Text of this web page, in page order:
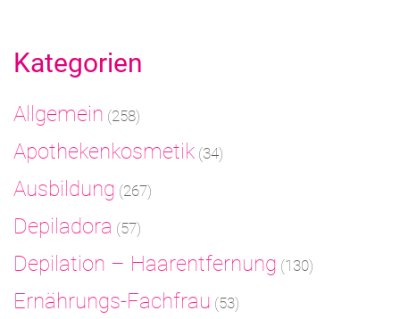
Kategorien
Allgemein (258)
Apothekenkosmetik (34)
Ausbildung (267)
Depiladora (57)
Depilation – Haarentfernung (130)
Ernährungs-Fachfrau (53)